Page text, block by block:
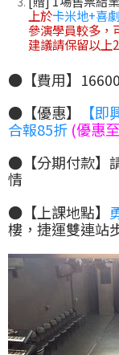
上於卡米地+喜
參演學員較多，
建議請保留以上
● 【費用】
● 【優惠】
【
合報85折 (優惠
● 【分期付款
情
●【上課地點】
樓，捷運雙連站